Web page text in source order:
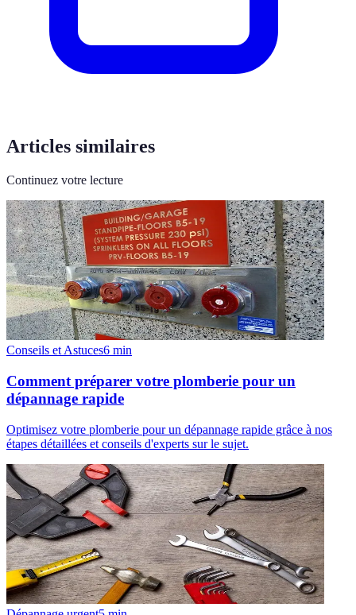
Articles similaires
Continuez votre lecture
Conseils et Astuces6 min
Comment préparer votre plomberie pour un
dépannage rapide
Optimisez votre plomberie pour un dépannage rapide grâce à nos
étapes détaillées et conseils d'experts sur le sujet.